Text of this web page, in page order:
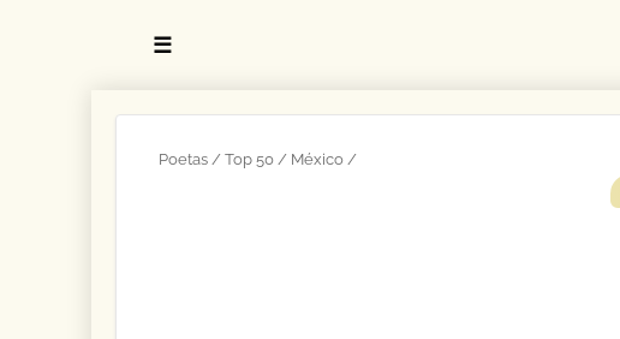
☰
Poetas Top 50 México